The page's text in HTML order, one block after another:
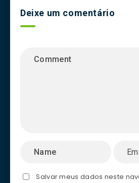
Deixe um comentário
Salvar meus dados neste